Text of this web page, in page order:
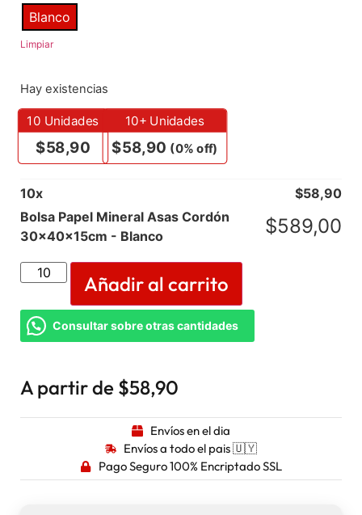
Blanco
Limpiar
Hay existencias
10 Unidades
$58,90
10+ Unidades
$58,90 (0% off)
10x $58,90
Bolsa Papel Mineral Asas Cordón
30x40x15cm - Blanco
$589,00
Añadir al carrito
Consultar sobre otras cantidades
A partir de $58,90
Envíos en el dia
Envíos a todo el pais 🇺🇾
Pago Seguro 100% Encriptado SSL